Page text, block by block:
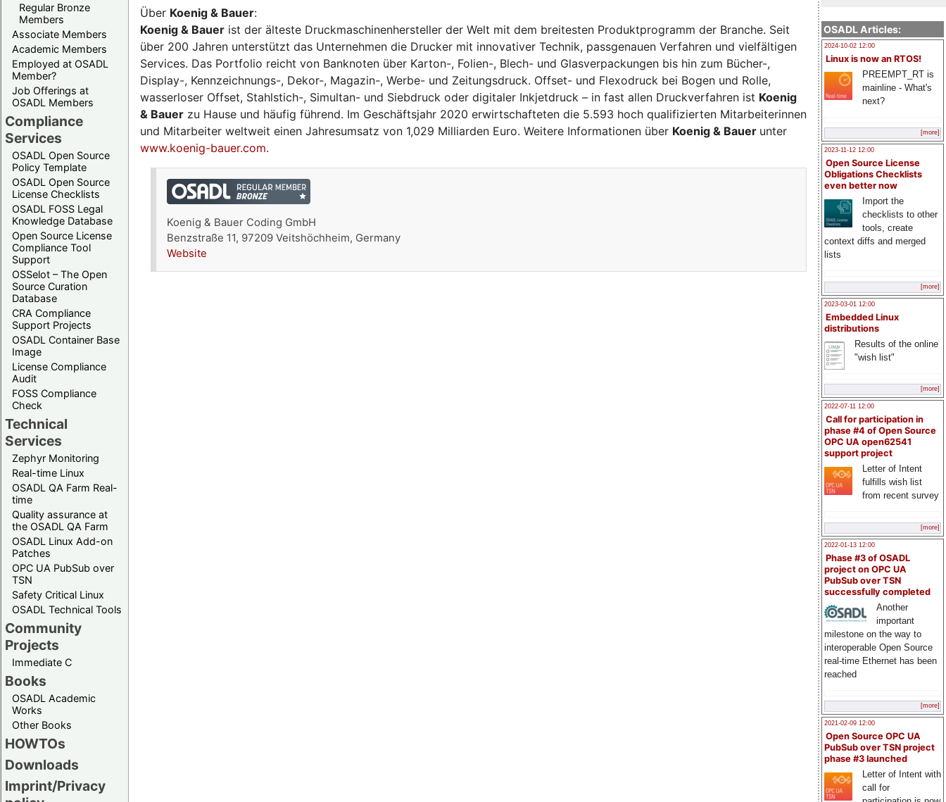
Regular Bronze
Members
Associate Members
Academic Members
Employed at OSADL
Member?
Job Offerings at
OSADL Members
Compliance
Services
OSADL Open Source
Policy Template
OSADL Open Source
License Checklists
OSADL FOSS Legal
Knowledge Database
Open Source License
Compliance Tool
Support
OSSelot – The Open
Source Curation
Database
CRA Compliance
Support Projects
OSADL Container Base
Image
License Compliance
Audit
FOSS Compliance
Check
Technical
Services
Zephyr Monitoring
Real-time Linux
OSADL QA Farm Real-
time
Quality assurance at
the OSADL QA Farm
OSADL Linux Add-on
Patches
OPC UA PubSub over
TSN
Safety Critical Linux
OSADL Technical Tools
Community
Projects
Immediate C
Books
OSADL Academic
Works
Other Books
HOWTOs
Downloads
Imprint/Privacy
OSADL Articles:
2024-10-02 12:00
Linux is now an RTOS!
PREEMPT_RT is
mainline - What's
next?
[more]
2023-11-12 12:00
Open Source License
Obligations Checklists
even better now
Import the
checklists to other
tools, create
context diffs and merged
lists
[more]
2023-03-01 12:00
Embedded Linux
distributions
Results of the online
"wish list"
[more]
2022-07-11 12:00
Call for participation in
phase #4 of Open Source
OPC UA open62541
support project
Letter of Intent
fulfills wish list
from recent survey
[more]
2022-01-13 12:00
Phase #3 of OSADL
project on OPC UA
PubSub over TSN
successfully completed
Another
important
milestone on the way to
interoperable Open Source
real-time Ethernet has been
reached
[more]
2021-02-09 12:00
Open Source OPC UA
PubSub over TSN project
phase #3 launched
Letter of Intent with
call for
Über Koenig & Bauer:
Koenig & Bauer ist der älteste Druckmaschinenhersteller der Welt mit dem breitesten Produktprogramm der Branche. Seit
über 200 Jahren unterstützt das Unternehmen die Drucker mit innovativer Technik, passgenauen Verfahren und vielfältigen
Services. Das Portfolio reicht von Banknoten über Karton-, Folien-, Blech- und Glasverpackungen bis hin zum Bücher-,
Display-, Kennzeichnungs-, Dekor-, Magazin-, Werbe- und Zeitungsdruck. Offset- und Flexodruck bei Bogen und Rolle,
wasserloser Offset, Stahlstich-, Simultan- und Siebdruck oder digitaler Inkjetdruck – in fast allen Druckverfahren ist Koenig
& Bauer zu Hause und häufig führend. Im Geschäftsjahr 2020 erwirtschafteten die 5.593 hoch qualifizierten Mitarbeiterinnen
und Mitarbeiter weltweit einen Jahresumsatz von 1,029 Milliarden Euro. Weitere Informationen über Koenig & Bauer unter
www.koenig-bauer.com.
Koenig & Bauer Coding GmbH
Benzstraße 11, 97209 Veitshöchheim, Germany
Website